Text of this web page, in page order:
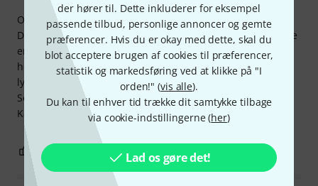
der hører til. Dette inkluderer for eksempel
passende tilbud, personlige annoncer og gemte
præferencer. Hvis du er okay med dette, skal du
blot acceptere brugen af cookies til præferencer,
statistik og markedsføring ved at klikke på "I
orden!" (vis alle).
Du kan til enhver tid trække dit samtykke tilbage
via cookie-indstillingerne (her)
Lad os gøre det!
Okay produkt til prisen
Det er ikke den bedste isolation man får ud af dem, men de
er brugbare nok. Det klemmer heller ikke så meget på
hovedet hvilket jeg tror gør at det er lidt dårlige til at holde
lyd ude.
Selve monitor delen er lige på kanten til at være dårlig lyd.
Kablet er veldig godt.